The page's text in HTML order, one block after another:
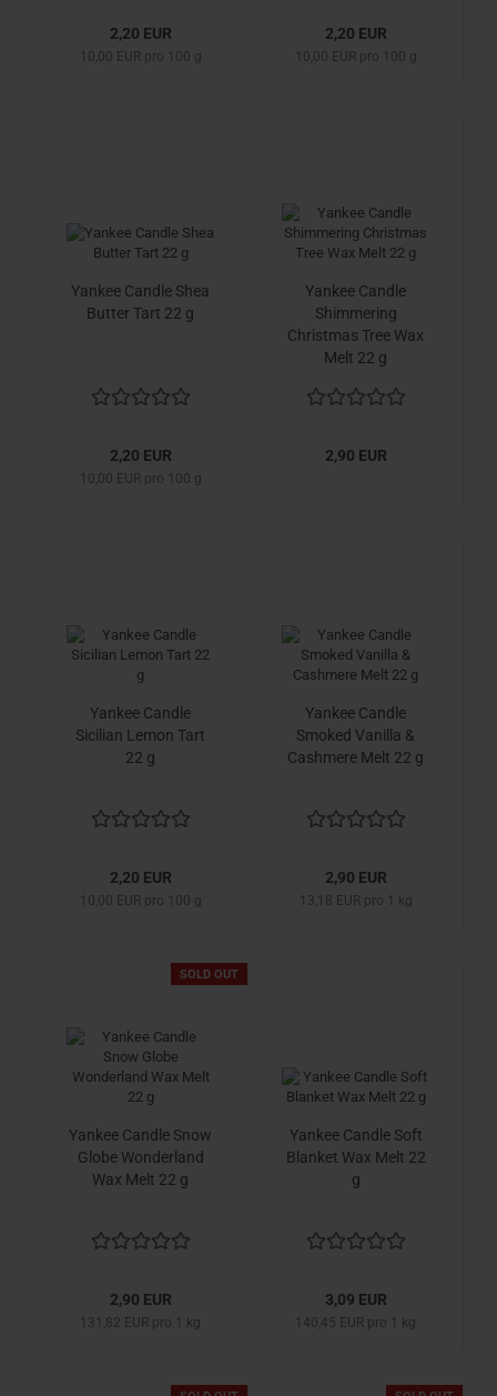
2,20 EUR
10,00 EUR pro 100 g
2,20 EUR
10,00 EUR pro 100 g
Yankee Candle Shea
Butter Tart 22 g
2,20 EUR
10,00 EUR pro 100 g
Yankee Candle
Shimmering
Christmas Tree Wax
Melt 22 g
2,90 EUR
Yankee Candle
Sicilian Lemon Tart
22 g
2,20 EUR
10,00 EUR pro 100 g
Yankee Candle
Smoked Vanilla &
Cashmere Melt 22 g
2,90 EUR
13,18 EUR pro 1 kg
SOLD OUT
Yankee Candle Snow
Globe Wonderland
Wax Melt 22 g
2,90 EUR
131,82 EUR pro 1 kg
Yankee Candle Soft
Blanket Wax Melt 22
g
3,09 EUR
140,45 EUR pro 1 kg